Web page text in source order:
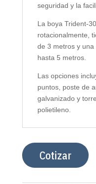
seguridad y la
La boya Trident-
rotacionalmente,
de 3 metros y
hasta 5 metros.
Las opciones
puntos, poste de
galvanizado y
polietileno.
Cotizar